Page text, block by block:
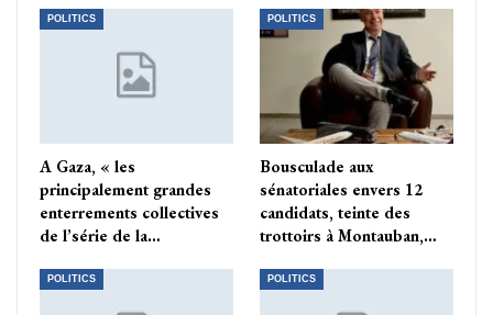
POLITICS
A Gaza, « les
principalement grandes
enterrements collectives
de l’série de la…
POLITICS
Bousculade aux
sénatoriales envers 12
candidats, teinte des
trottoirs à Montauban,…
POLITICS POLITICS